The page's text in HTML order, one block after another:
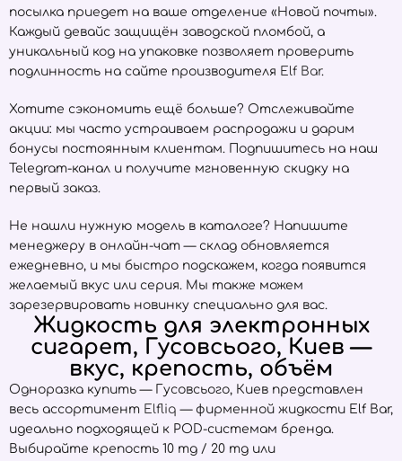
посылка приедет на ваше отделение «Новой почты».
Каждый девайс защищён заводской пломбой, а
уникальный код на упаковке позволяет проверить
подлинность на сайте производителя Elf Bar.
Хотите сэкономить ещё больше? Отслеживайте
акции: мы часто устраиваем распродажи и дарим
бонусы постоянным клиентам. Подпишитесь на наш
Telegram-канал и получите мгновенную скидку на
первый заказ.
Не нашли нужную модель в каталоге? Напишите
менеджеру в онлайн-чат — склад обновляется
ежедневно, и мы быстро подскажем, когда появится
желаемый вкус или серия. Мы также можем
зарезервировать новинку специально для вас.
Жидкость для электронных
сигарет, Гусовсього, Киев —
вкус, крепость, объём
Одноразка купить — Гусовсього, Киев представлен
весь ассортимент Elfliq — фирменной жидкости Elf Bar,
идеально подходящей к POD-системам бренда.
Выбирайте крепость 10 mg / 20 mg или